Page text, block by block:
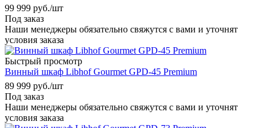
99 999 руб./шт
Под заказ
Наши менеджеры обязательно свяжутся с вами и уточнят
условия заказа
Быстрый просмотр
Винный шкаф Libhof Gourmet GPD-45 Premium
89 999 руб./шт
Под заказ
Наши менеджеры обязательно свяжутся с вами и уточнят
условия заказа